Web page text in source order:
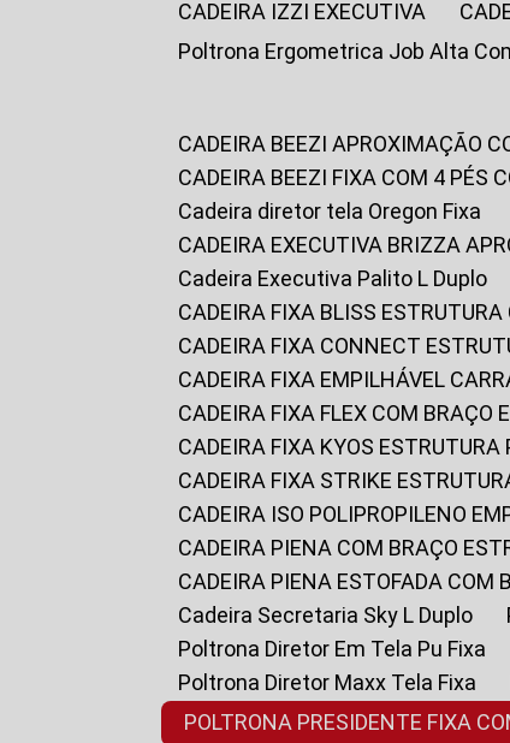
CADEIRA IZZI EXECUTIVA
Poltrona Ergometrica Job Alta
CADEIRA BEEZI APROXIMAÇÃO
CADEIRA BEEZI FIXA COM 4 PÉS
Cadeira diretor tela Oregon Fixa
CADEIRA EXECUTIVA BRIZZA
Cadeira Executiva Palito L Duplo
CADEIRA FIXA BLISS
CADEIRA FIXA CONNECT
CADEIRA FIXA EMPILHÁVEL
CADEIRA FIXA FLEX COM BRAÇO
CADEIRA FIXA KYOS ESTRUTURA
CADEIRA FIXA STRIKE
CADEIRA ISO POLIPROPILENO
CADEIRA PIENA COM BRAÇO
CADEIRA PIENA ESTOFADA
Cadeira Secretaria Sky L Duplo
Poltrona Diretor Em Tela Pu Fixa
Poltrona Diretor Maxx Tela Fixa
POLTRONA PRESIDENTE FIXA